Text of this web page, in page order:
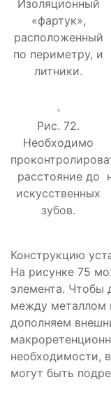
Изоляционный
«фартук»,
расположенный
по периметру, и
литники.
Рис. 72.
Необходимо
расстояние до
искусственных
зубов.
Конструкцию
На рисунке 75
элемента. Чтобы
между металлом
дополняем
необходимости,
могут быть